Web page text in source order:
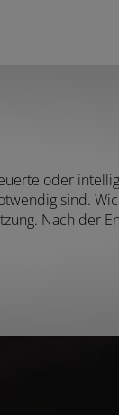
oder
sind.
Nach der